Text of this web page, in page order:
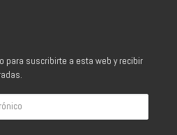
para suscribirte a esta web y recibir